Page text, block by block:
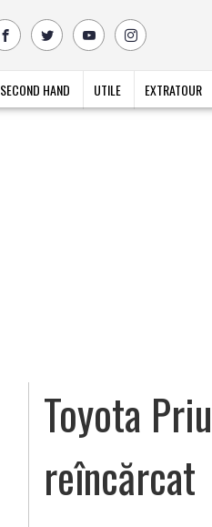
SECOND HAND UTILE EXTRATOUR
Toyota
reîncărcat